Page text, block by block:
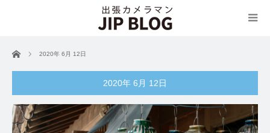
ホーム 2020年 6月 12日
2020年 6月 12日